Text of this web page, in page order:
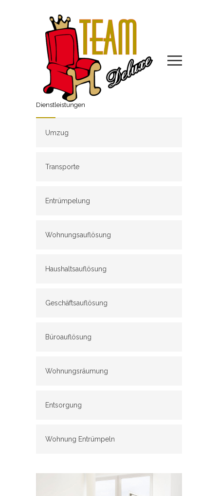
Dienstleistungen
Umzug
Transporte
Entrümpelung
Wohnungsauflösung
Haushaltsauflösung
Geschäftsauflösung
Büroauflösung
Wohnungsräumung
Entsorgung
Wohnung Entrümpeln